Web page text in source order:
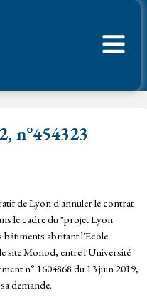
n°454323
de Lyon d'annuler le contrat
le cadre du "projet Lyon
abritant l'Ecole
site Monod, entre l'Université
n° 1604868 du 13 juin 2019,
demande.